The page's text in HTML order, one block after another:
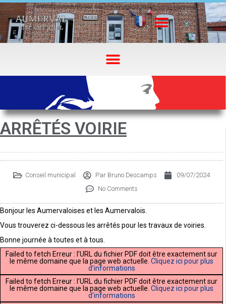
ARRÊTÉS VOIRIE
Conseil municipal Par Bruno Descamps
09/07/2024
No Comments
Bonjour les Aumervaloises et les Aumervalois.
Vous trouverez ci-dessous les arrêtés pour les travaux de voiries.
Bonne journée à toutes et à tous.
Failed to fetch Erreur : l’URL du fichier PDF doit être exactement sur
le même domaine que la page web actuelle. Cliquez ici pour plus
d’informations
Failed to fetch Erreur : l’URL du fichier PDF doit être exactement sur
le même domaine que la page web actuelle. Cliquez ici pour plus
d’informations